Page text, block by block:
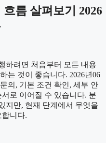
름 살펴보기 2026
하려면 처음부터 모든 내용
는 것이 좋습니다. 2026년06
의, 기본 조건 확인, 세부 안
로 이어질 수 있습니다. 분
지만, 현재 단계에서 무엇을
니다.